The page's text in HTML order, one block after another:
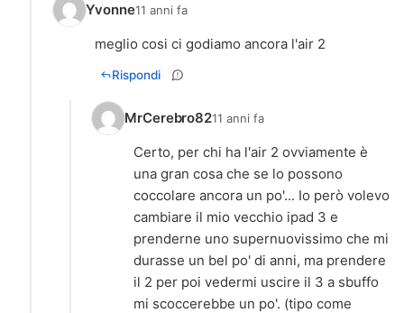
Yvonne11 anni fa
meglio cosi ci godiamo ancora l'air 2
Rispondi
MrCerebro8211 anni fa
Certo, per chi ha l'air 2 ovviamente è
una gran cosa che se lo possono
coccolare ancora un po'... Io però volevo
cambiare il mio vecchio ipad 3 e
prenderne uno supernuovissimo che mi
durasse un bel po' di anni, ma prendere
il 2 per poi vedermi uscire il 3 a sbuffo
mi scoccerebbe un po'. (tipo come